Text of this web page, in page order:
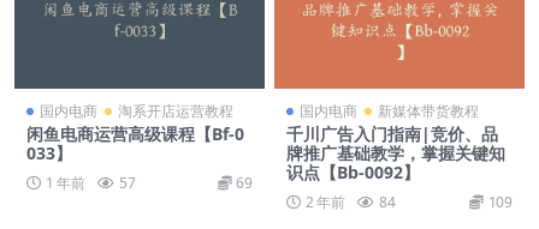
国内电商 淘系开店运营教程
闲鱼电商运营高级课程【Bf-0
033】
1 年前 57 69
国内电商 新媒体带货教程
千川广告入门指南|竞价、品
牌推广基础教学，掌握关键知
识点【Bb-0092】
2 年前 84 109